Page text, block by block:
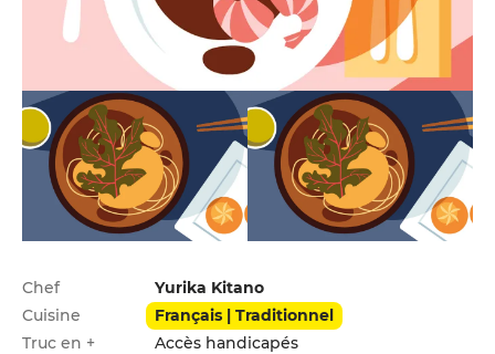
Infos pratiques
Chef
Yurika Kitano
Cuisine
Français | Traditionnel
Truc en +
Accès handicapés